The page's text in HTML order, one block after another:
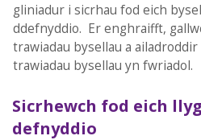
gliniadur i sicrhau fod eich
ddefnyddio. Er enghraifft,
trawiadau bysellau a
trawiadau bysellau yn fwriadol.
Sicrhewch fod eich
defnyddio